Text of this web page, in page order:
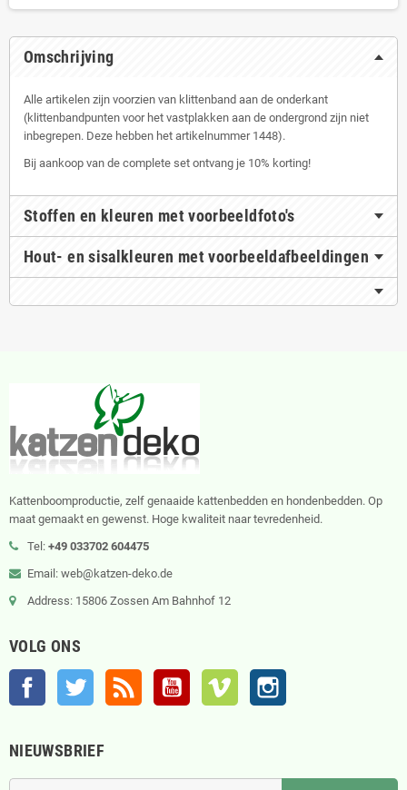
Omschrijving
Alle artikelen zijn voorzien van klittenband aan de onderkant
(klittenbandpunten voor het vastplakken aan de ondergrond zijn niet
inbegrepen. Deze hebben het artikelnummer 1448).
Bij aankoop van de complete set ontvang je 10% korting!
Stoffen en kleuren met voorbeeldfoto's
Hout- en sisalkleuren met voorbeeldafbeeldingen
Kattenboomproductie, zelf genaaide kattenbedden en hondenbedden. Op
maat gemaakt en gewenst. Hoge kwaliteit naar tevredenheid.
Tel: +49 033702 604475
Email: web@katzen-deko.de
Address: 15806 Zossen Am Bahnhof 12
VOLG ONS
Facebook Twitter RSS YouTube Vimeo
NIEUWSBRIEF